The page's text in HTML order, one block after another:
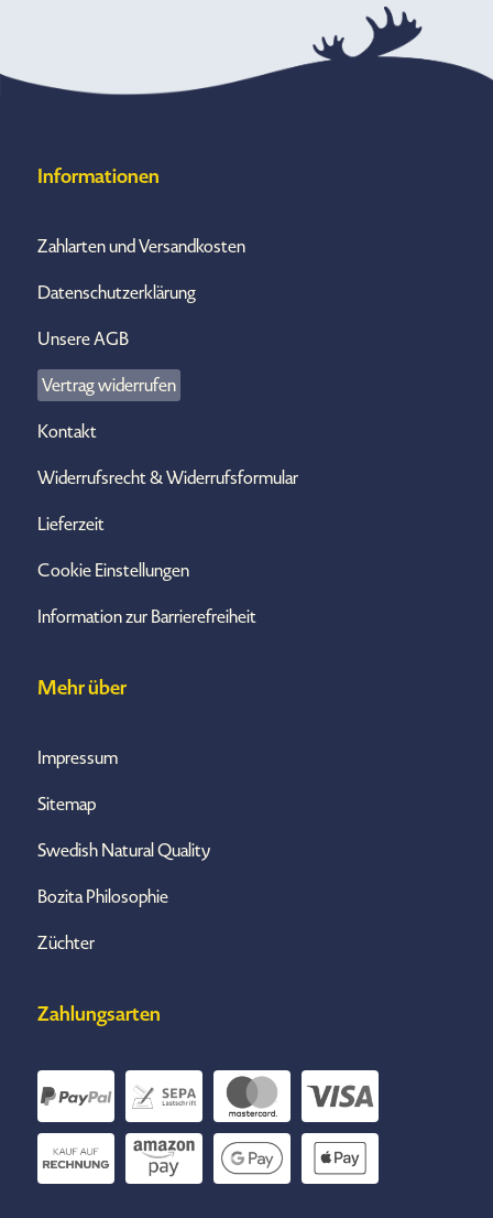
Informationen
Zahlarten und Versandkosten
Datenschutzerklärung
Unsere AGB
Vertrag widerrufen
Kontakt
Widerrufsrecht & Widerrufsformular
Lieferzeit
Cookie Einstellungen
Information zur Barrierefreiheit
Mehr über
Impressum
Sitemap
Swedish Natural Quality
Bozita Philosophie
Züchter
Zahlungsarten